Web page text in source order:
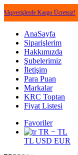
Kargo Ücretsiz! •
AnaSayfa
Siparişlerim
Hakkımızda
Şubelerimiz
İletişim
Para Puan
Markalar
KRC Toptan
Fiyat Listesi
Favoriler
TR − TL
TL USD EUR